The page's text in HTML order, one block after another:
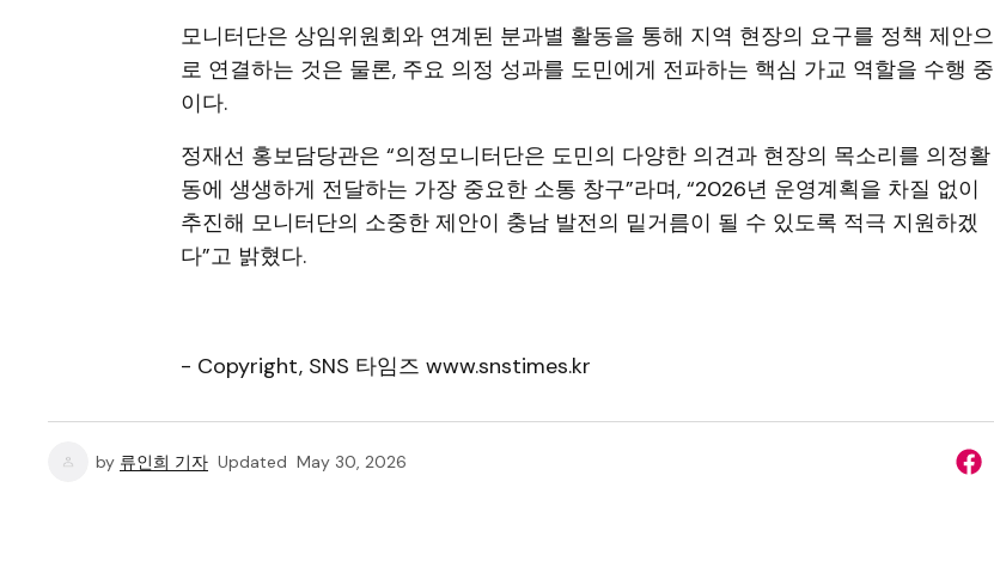
모니터단은 상임위원회와 연계된 분과별 활동을 통해 지역 현장의 요구를 정책 제안으
로 연결하는 것은 물론, 주요 의정 성과를 도민에게 전파하는 핵심 가교 역할을 수행 중
이다.
정재선 홍보담당관은 “의정모니터단은 도민의 다양한 의견과 현장의 목소리를 의정활
동에 생생하게 전달하는 가장 중요한 소통 창구”라며, “2026년 운영계획을 차질 없이
추진해 모니터단의 소중한 제안이 충남 발전의 밑거름이 될 수 있도록 적극 지원하겠
다”고 밝혔다.
- Copyright, SNS 타임즈 www.snstimes.kr
by 류인희 기자 Updated May 30, 2026